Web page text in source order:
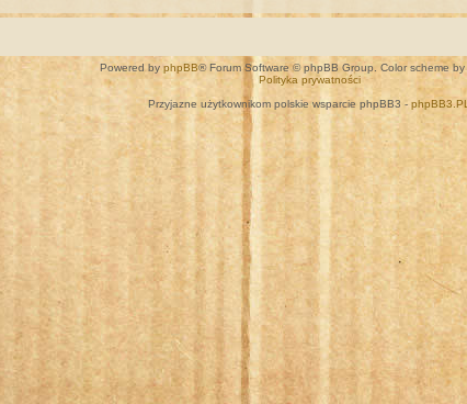
Powered by phpBB® Forum Software © phpBB Group. Color scheme by
Polityka prywatności
Przyjazne użytkownikom polskie wsparcie phpBB3 - phpBB3.PL